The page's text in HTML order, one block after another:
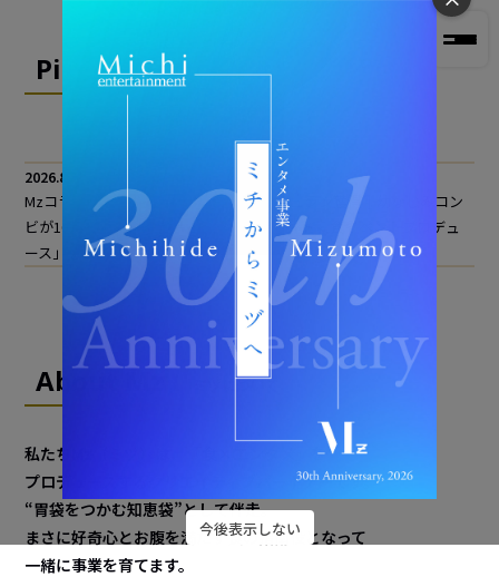
今後表示しない
Pickup ピックアップ情報
2026.8.6
Mzコラム「行政プロポーザル事業・ミシュラン獲得｜幼なじみコン
ビが10年で仕掛けた地域活性化の食ブランド・食イベントプロデュ
ース」を公開しました。
About Mz ミヅについて
私たちMz（ミヅ）は、「食×エンタメ」を
プロデュースするクリエイティブパートナーです。
“胃袋をつかむ知恵袋”として伴走。
まさに好奇心とお腹を満たす食の指南役となって
一緒に事業を育てます。